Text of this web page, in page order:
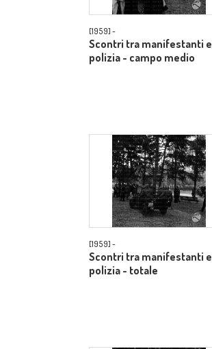
[1959] -
Scontri tra manifestanti e
polizia - campo medio
[1959] -
Scontri tra manifestanti e
polizia - totale